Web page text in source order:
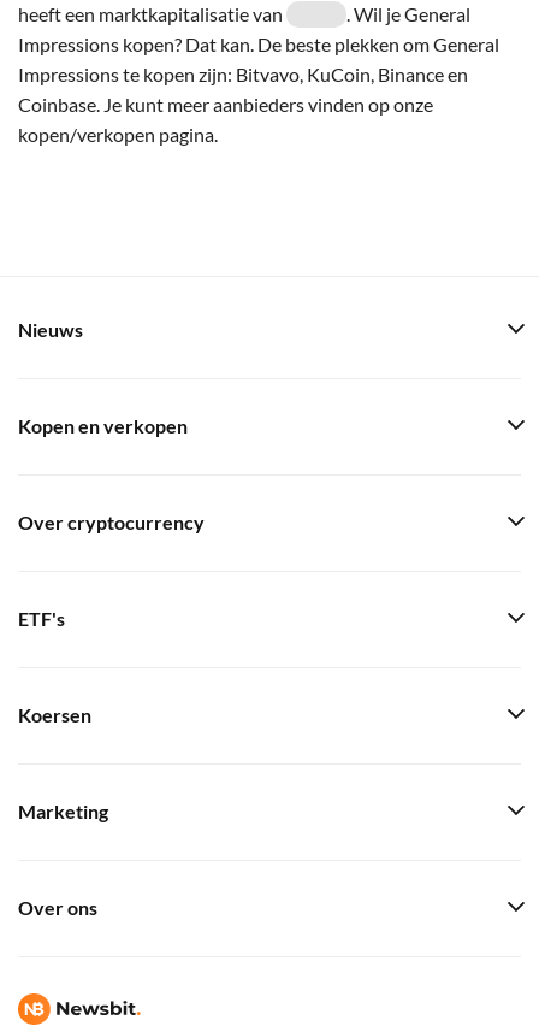
heeft een marktkapitalisatie van
. Wil je General
Impressions kopen? Dat kan. De beste plekken om General
Impressions te kopen zijn: Bitvavo, KuCoin, Binance en
Coinbase. Je kunt meer aanbieders vinden op onze
kopen/verkopen pagina.
Nieuws
Kopen en verkopen
Over cryptocurrency
ETF's
Koersen
Marketing
Over ons